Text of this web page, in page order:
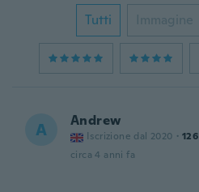
Tutti Immagine
A Andrew
Iscrizione dal 2020 · 126
circa 4 anni fa